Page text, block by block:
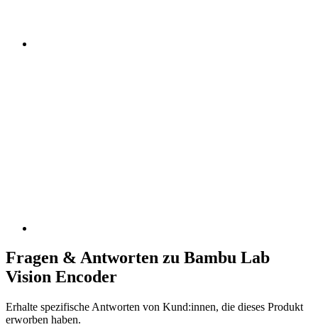
Fragen & Antworten zu Bambu Lab
Vision Encoder
Erhalte spezifische Antworten von Kund:innen, die dieses Produkt
erworben haben.